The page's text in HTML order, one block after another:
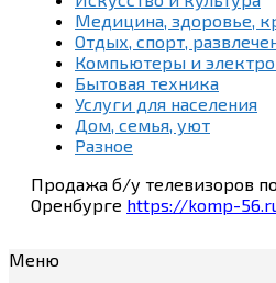
Медицина, здоровье,
Отдых, спорт,
Компьютеры и
Бытовая техника
Услуги для населения
Дом, семья, уют
Разное
Продажа б/у телевизоров
Оренбурге https://komp-
Меню